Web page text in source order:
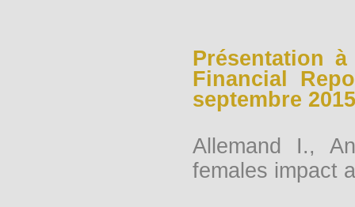
Présentation
Financial
septembre
Allemand I.,
females impact